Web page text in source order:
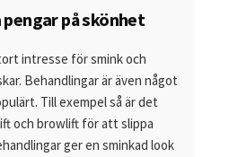
pengar på skönhet
intresse för smink och
Behandlingar är även något
Till exempel så är det
och browlift för att slippa
ger en sminkad look